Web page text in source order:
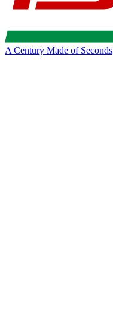
A Century Made of Seconds